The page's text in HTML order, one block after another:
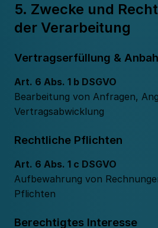
5. Zwecke und
der Verarbeitung
Vertragserfüllung &
Art. 6 Abs. 1 b DSGVO
Bearbeitung von Anfragen,
Vertragsabwicklung
Rechtliche Pflichten
Art. 6 Abs. 1 c DSGVO
Aufbewahrung von
Pflichten
Berechtigtes Interesse